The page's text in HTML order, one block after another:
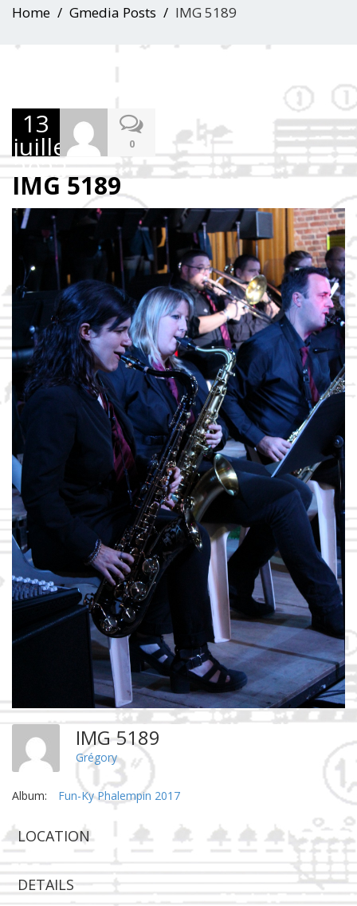
Home Gmedia Posts IMG 5189
13
juillet
2023
0
IMG 5189
IMG 5189
Grégory
Album: Fun-Ky Phalempin 2017
LOCATION
DETAILS